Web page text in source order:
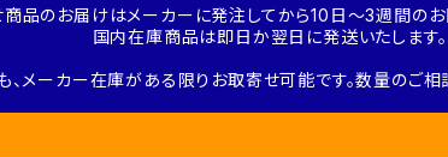
品のお届けはメーカーに発注してから10日～3週間のお
国内在庫商品は即日か翌日に発送いたします。
、メーカー在庫がある限りお取寄せ可能です。数量のご相